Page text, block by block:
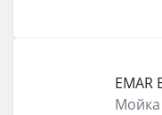
EMAR
Мойка